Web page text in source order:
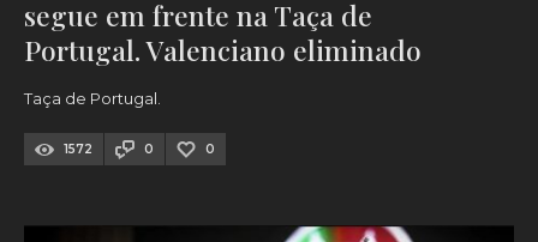
segue em frente na Taça de
Portugal. Valenciano eliminado
Taça de Portugal.
1572 0 0